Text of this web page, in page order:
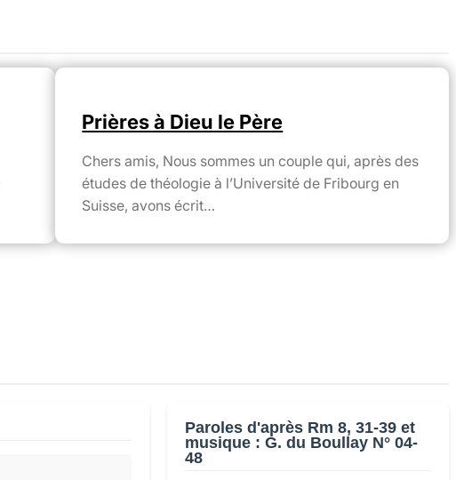
Prières à Dieu le Père
Chers amis, Nous sommes un couple qui, après des
études de théologie à l’Université de Fribourg en
Suisse, avons écrit…
Paroles d'après Rm 8, 31-39 et
musique : G. du Boullay N° 04-
48